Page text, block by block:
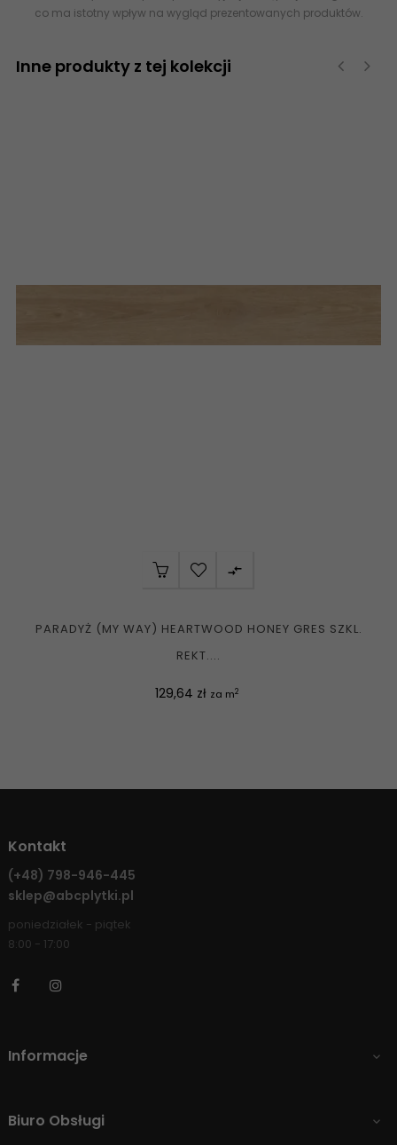
co ma istotny wpływ na wygląd prezentowanych produktów.
Inne produkty z tej kolekcji

PARADYŻ (MY WAY) HEARTWOOD HONEY GRES SZKL.
REKT....
Cena
129,64 zł za m2
Kontakt
(+48) 798-946-445
sklep@abcplytki.pl
poniedziałek - piątek
8:00 - 17:00
Facebook
Informacje 
Biuro Obsługi 